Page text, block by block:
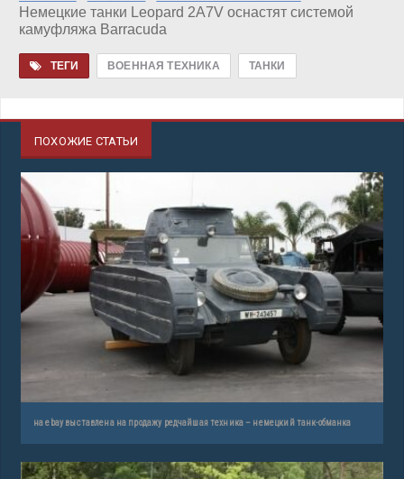
Немецкие танки Leopard 2A7V оснастят системой
камуфляжа Barracuda
ТЕГИ ВОЕННАЯ ТЕХНИКА ТАНКИ
ПОХОЖИЕ СТАТЬИ
на ebay выставлена на продажу редчайшая техника – немецкий танк-обманка